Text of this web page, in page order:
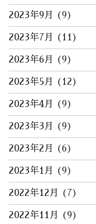
2023年9月 (9)
2023年7月 (11)
2023年6月 (9)
2023年5月 (12)
2023年4月 (9)
2023年3月 (9)
2023年2月 (6)
2023年1月 (9)
2022年12月 (7)
2022年11月 (9)